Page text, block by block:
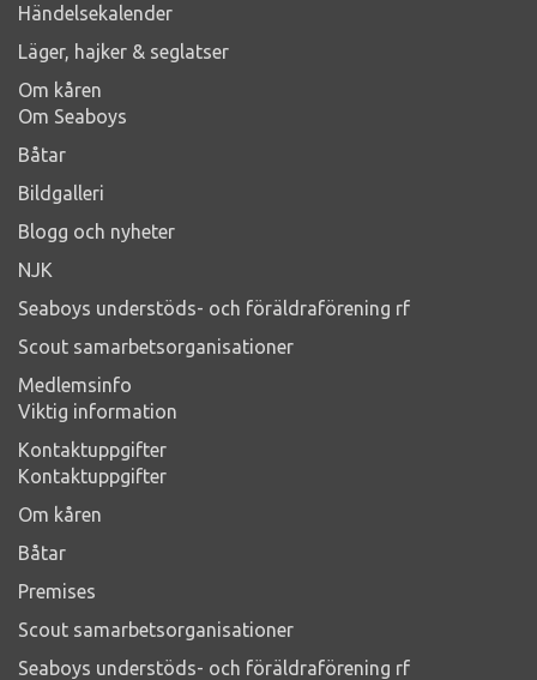
Händelsekalender
Läger, hajker & seglatser
Om kåren
Om Seaboys
Båtar
Bildgalleri
Blogg och nyheter
NJK
Seaboys understöds- och föräldraförening rf
Scout samarbetsorganisationer
Medlemsinfo
Viktig information
Kontaktuppgifter
Kontaktuppgifter
Om kåren
Båtar
Premises
Scout samarbetsorganisationer
Seaboys understöds- och föräldraförening rf